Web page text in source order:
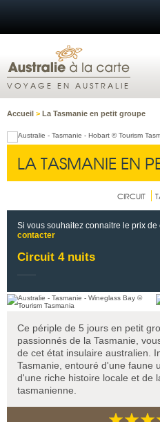
VOYAGE EN AUSTRALIE
Accueil > La Tasmanie en petit groupe
LA TASMANIE EN
CIRCUIT
Si vous souhaitez connaitre le prix de
contacter
Circuit 4 nuits
Ce périple de 5 jours en petit
passionnés de la Tasmanie,
de cet état insulaire australien.
Tasmanie, entouré d'une faune
d'une riche histoire locale et de
tasmanienne.